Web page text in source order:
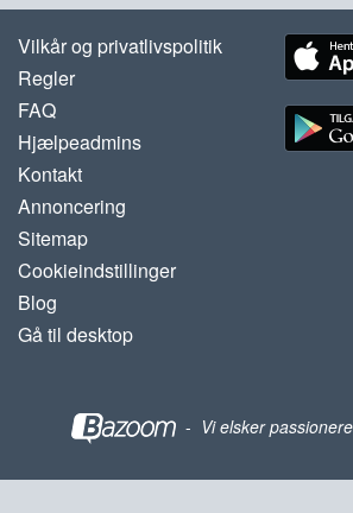
Vilkår og privatlivspolitik
Regler
FAQ
Hjælpeadmins
Kontakt
Annoncering
Sitemap
Cookieindstillinger
Blog
Gå til desktop
- Vi elsker